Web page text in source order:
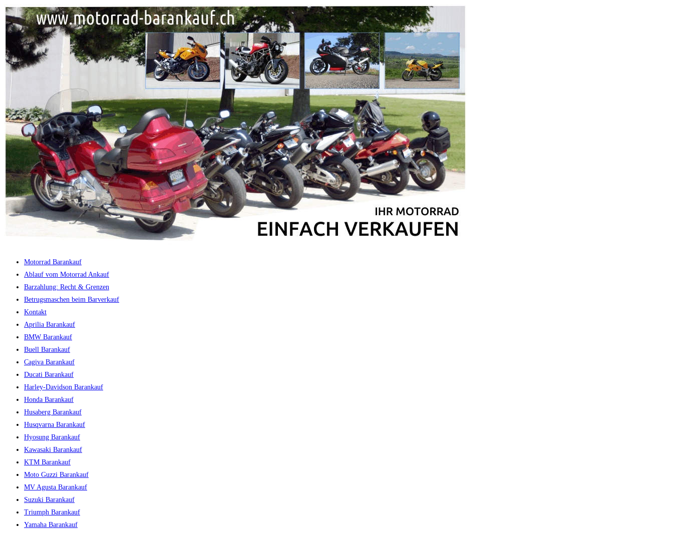
Motorrad Barankauf
Ablauf vom Motorrad Ankauf
Barzahlung: Recht & Grenzen
Betrugsmaschen beim Barverkauf
Kontakt
Aprilia Barankauf
BMW Barankauf
Buell Barankauf
Cagiva Barankauf
Ducati Barankauf
Harley-Davidson Barankauf
Honda Barankauf
Husaberg Barankauf
Husqvarna Barankauf
Hyosung Barankauf
Kawasaki Barankauf
KTM Barankauf
Moto Guzzi Barankauf
MV Agusta Barankauf
Suzuki Barankauf
Triumph Barankauf
Yamaha Barankauf